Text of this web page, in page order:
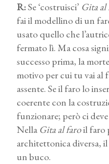
R:Se ‘costruisci’ Gita al
fai il modellino di un
usato quello che
fermato lì. Ma cosa
successo prima, la
motivo per cui tu vai
assente. Se il faro lo
coerente con la
funzionare; però ci
Nella Gita al faroil faro
architettonica diversa,
un buco.